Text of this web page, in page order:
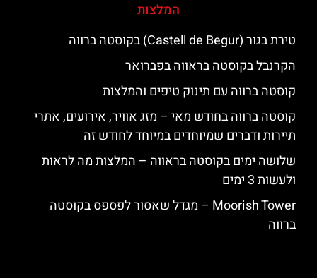
המלצות
טירת בגור (Castell de Begur) בקוסטה ברווה
הקרנבל בקוסטה בראווה בפברואר
קוסטה ברווה עם תינוק טיפים והמלצות
קוסטה ברווה בחודש מאי – מזג אוויר, אירועים, אתרי
תיירות ודברים שמיוחדים במיוחד לחודש זה
שלושה ימים בקוסטה בראווה – המלצות מה לראות
ולעשות 3 ימים
‪‪Moorish Tower‬‬ – מגדל שאסור לפספס בקוסטה
ברווה